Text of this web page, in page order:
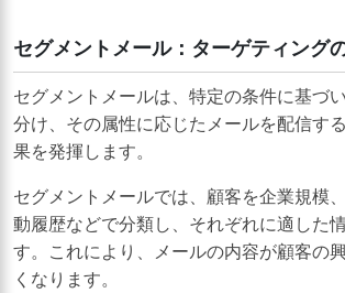
セグメントメール：ターゲティング
セグメントメールは、特定の条件に基づ
分け、その属性に応じたメールを配信す
果を発揮します。
セグメントメールでは、顧客を企業規模
動履歴などで分類し、それぞれに適した
す。これにより、メールの内容が顧客の
くなります。